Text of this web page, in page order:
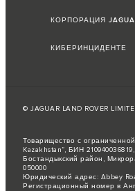
КОРПОРАЦИЯ
КИБЕРИНЦИДЕНТЕ
© JAGUAR LAND ROVER
Товарищество с
Kazakhstan”, БИН
Бостандыкский район,
050000
Юридический адрес: Abbey
Регистрационный номер в